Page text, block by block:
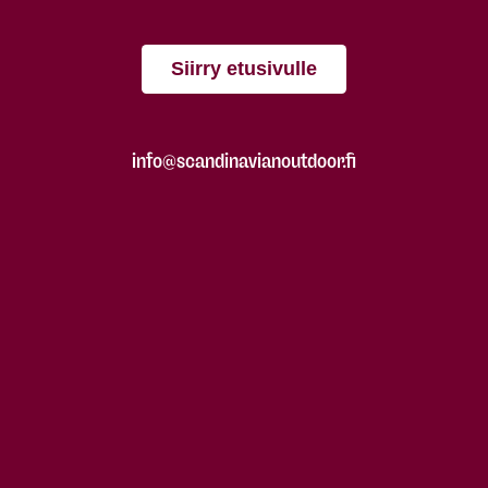
Siirry etusivulle
info@scandinavianoutdoor.fi